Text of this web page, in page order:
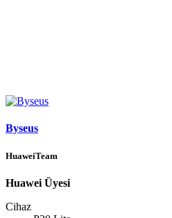
Byseus
HuaweiTeam
Huawei Üyesi
Cihaz